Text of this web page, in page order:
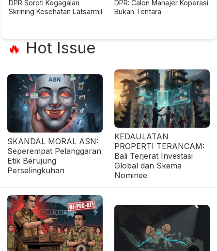
DPR Soroti Kegagalan
Skrining Kesehatan Latsarmil
DPR: Calon Manajer Koperasi
Bukan Tentara
🔥 Hot Issue
SKANDAL MORAL ASN:
Seperempat Pelanggaran
Etik Berujung
Perselingkuhan
KEDAULATAN
PROPERTI TERANCAM:
Bali Terjerat Investasi
Global dan Skema
Nominee